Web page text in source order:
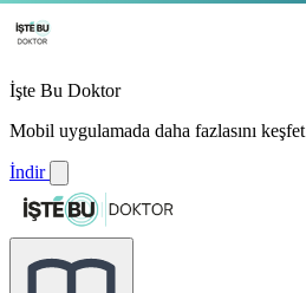
İşte Bu Doktor
Mobil uygulamada daha fazlasını keşfet
İndir